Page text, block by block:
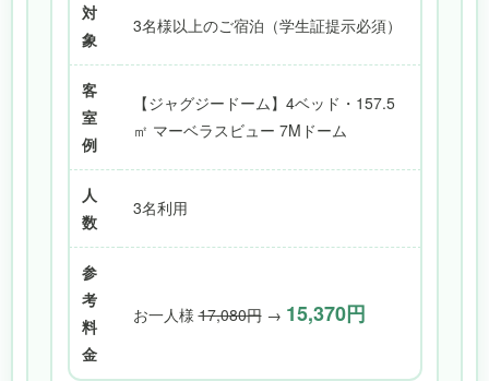
対
象
3名様以上のご宿泊（学生証提示必須）
客
室
例
【ジャグジードーム】4ベッド・157.5
㎡ マーベラスビュー 7Mドーム
人
数
3名利用
参
考
料
金
お一人様17,080円→ 15,370円